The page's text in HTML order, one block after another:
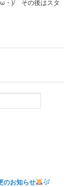
ω・)/ その後はスタ
のお知らせ